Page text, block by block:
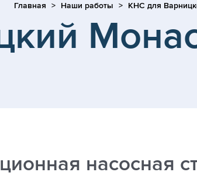
Главная Наши работы КНС для
насосная